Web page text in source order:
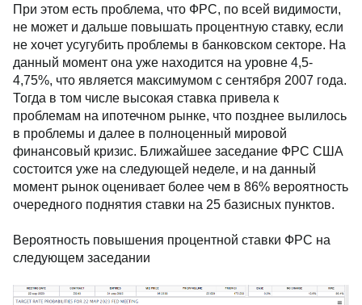
При этом есть проблема, что ФРС, по всей
видимости, не может и дальше повышать
процентную ставку, если не хочет усугубить
проблемы в банковском секторе. На данный
момент она уже находится на уровне 4,5-4,75%, что
является максимумом с сентября 2007 года. Тогда в
том числе высокая ставка привела к проблемам на
ипотечном рынке, что позднее вылилось в
проблемы и далее в полноценный мировой
финансовый кризис. Ближайшее заседание ФРС
данный момент рынок оценивает более чем в 86%
вероятность очередного поднятия ставки на 25